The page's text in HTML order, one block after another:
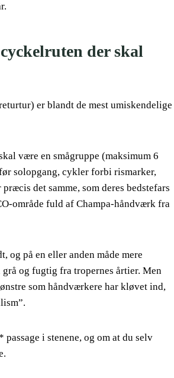
der skal
er blandt de mest umiskendelige
være en smågruppe (maksimum 6
solopgang, cykler forbi rismarker,
det samme, som deres bedstefars
område fuld af Champa-håndværk fra
på en eller anden måde mere
og fugtig fra tropernes årtier. Men
som håndværkere har kløvet ind,
i stenene, og om at du selv